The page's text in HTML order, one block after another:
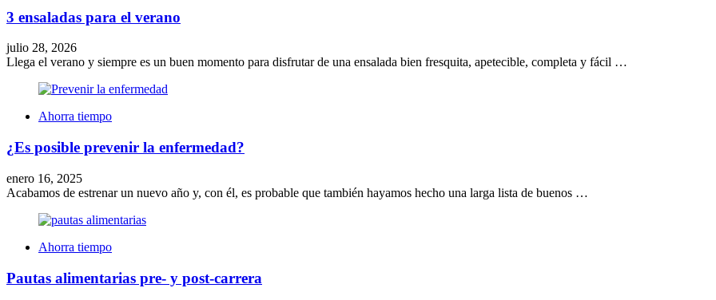
3 ensaladas para el verano
julio 28, 2026
Llega el verano y siempre es un buen momento para disfrutar de una ensalada bien fresquita, apetecible, completa y fácil …
Ahorra tiempo
¿Es posible prevenir la enfermedad?
enero 16, 2025
Acabamos de estrenar un nuevo año y, con él, es probable que también hayamos hecho una larga lista de buenos …
Ahorra tiempo
Pautas alimentarias pre- y post-carrera